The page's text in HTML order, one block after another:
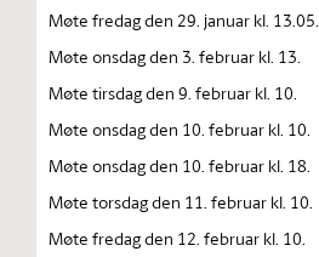
Møte fredag den 29. januar kl. 13.05.
Møte onsdag den 3. februar kl. 13.
Møte tirsdag den 9. februar kl. 10.
Møte onsdag den 10. februar kl. 10.
Møte onsdag den 10. februar kl. 18.
Møte torsdag den 11. februar kl. 10.
Møte fredag den 12. februar kl. 10.